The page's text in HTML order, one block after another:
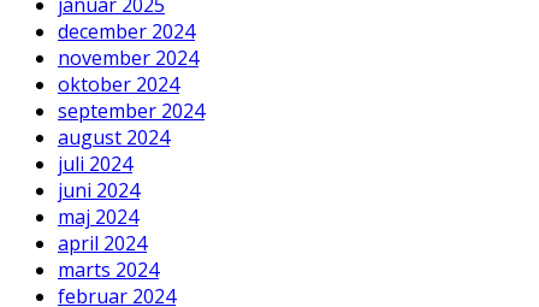
december 2024
november 2024
oktober 2024
september 2024
august 2024
juli 2024
juni 2024
maj 2024
april 2024
marts 2024
februar 2024